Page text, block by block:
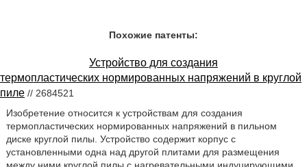
Похожие патенты:
Устройство для создания
термопластических нормированных напряжений в круглой
пиле // 2684521
Изобретение относится к устройствам для создания
термопластических нормированных напряжений в пильном
диске круглой пилы. Устройство содержит корпус с
установленными одна над другой плитами для размещения